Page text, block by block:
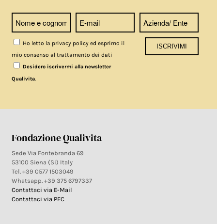
Ho letto la privacy policy ed esprimo il
mio consenso al trattamento dei dati
Desidero iscrivermi alla newsletter
Qualivita.
Fondazione Qualivita
Sede Via Fontebranda 69
53100 Siena (Si) Italy
Tel. +39 0577 1503049
Whatsapp. +39 375 6797337
Contattaci via E-Mail
Contattaci via PEC